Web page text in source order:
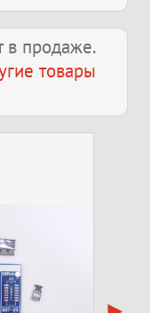
в продаже.
товары